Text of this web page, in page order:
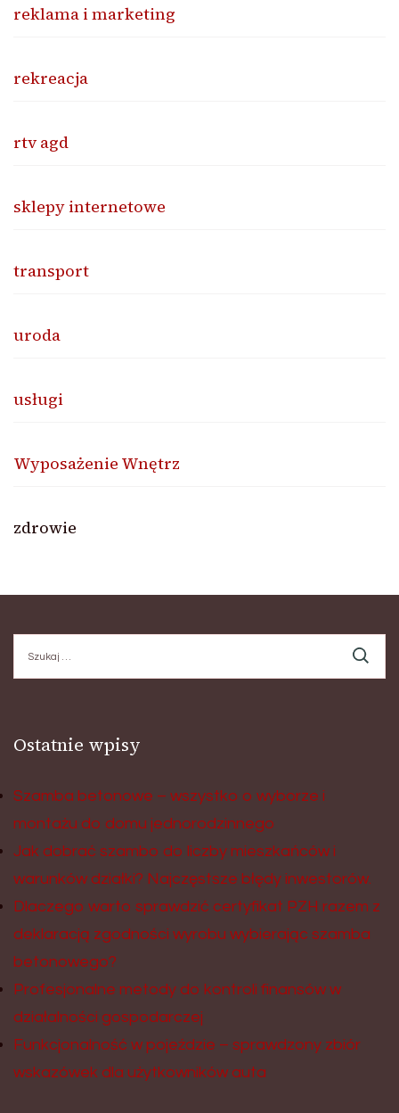
reklama i marketing
rekreacja
rtv agd
sklepy internetowe
transport
uroda
usługi
Wyposażenie Wnętrz
zdrowie
Ostatnie wpisy
Szamba betonowe – wszystko o wyborze i
montażu do domu jednorodzinnego
Jak dobrać szambo do liczby mieszkańców i
warunków działki? Najczęstsze błędy inwestorów.
Dlaczego warto sprawdzić certyfikat PZH razem z
deklaracją zgodności wyrobu wybierając szamba
betonowego?
Profesjonalne metody do kontroli finansów w
działalności gospodarczej
Funkcjonalność w pojeździe – sprawdzony zbiór
wskazówek dla użytkowników auta